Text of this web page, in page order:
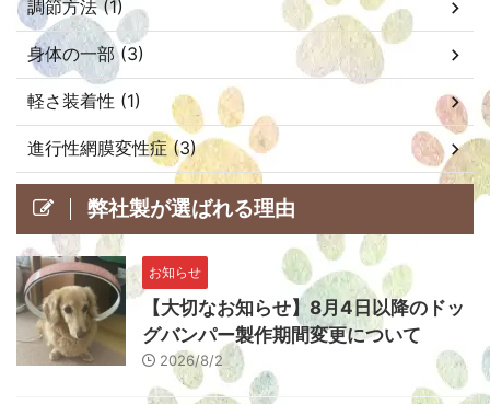
調節方法 (1)
身体の一部 (3)
軽さ装着性 (1)
進行性網膜変性症 (3)
弊社製が選ばれる理由
お知らせ
【大切なお知らせ】8月4日以降のドッ
グバンパー製作期間変更について
2026/8/2